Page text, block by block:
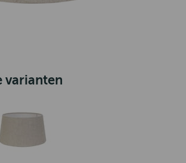
varianten